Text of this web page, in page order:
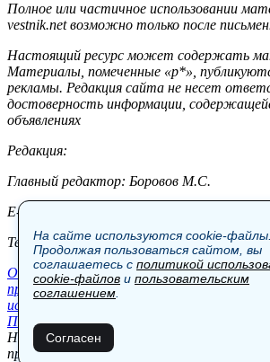
Полное или частичное использовании
vestnik.net возможно только после
Настоящий ресурс может содержать
Материалы, помеченные «р*»,
рекламы. Редакция сайта не несет
достоверность информации,
объявлениях
Редакция:
Главный редактор: Боровов М.С.
E-mail: site@vestnik.net, reb.msk@yandex.ru
Тел.: +7 (921) 720-00-97
Общество Экономика Контакты В мире
проекте Шоу-бизнес Политика Пресс-
использования cookie-файлов
Пользовательское соглашение
Новости, аналитика, прогнозы и другие
представленные на данном сайте, не
На сайте используются cookie-файлы.
Продолжая пользоваться сайтом, вы
соглашаетесь с политикой
cookie-файлов и пользовательским
соглашением
Согласен